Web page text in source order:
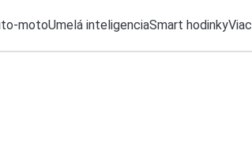
motoUmelá inteligenciaSmart hodinkyViac